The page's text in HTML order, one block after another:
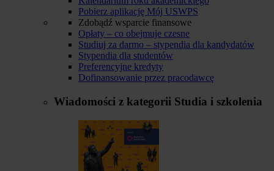
Pobierz aplikację Mój USWPS
Zdobądź wsparcie finansowe
Opłaty – co obejmuje czesne
Studiuj za darmo – stypendia dla kandydatów
Stypendia dla studentów
Preferencyjne kredyty
Dofinansowanie przez pracodawcę
Wiadomości z kategorii Studia i szkolenia